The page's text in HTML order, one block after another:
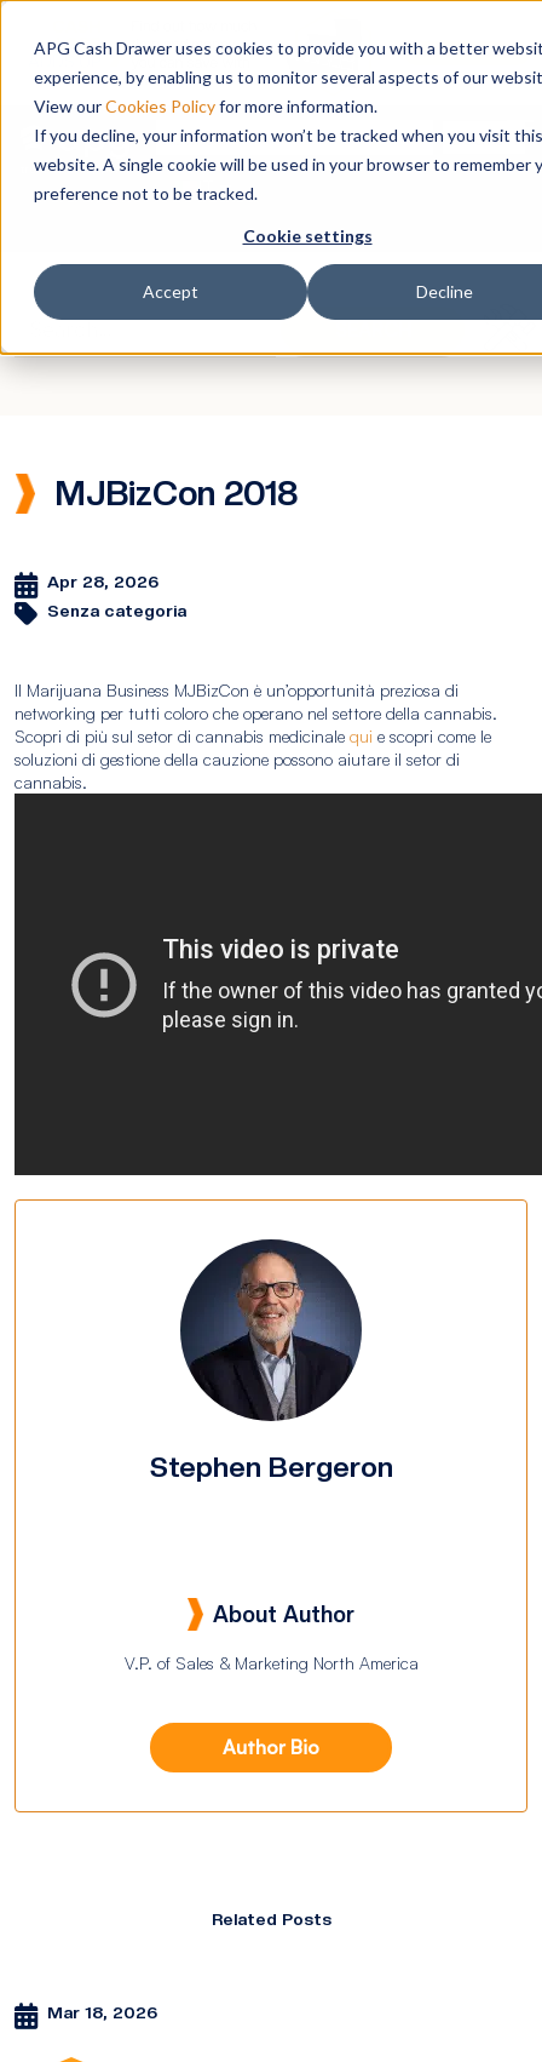
APG Cash Drawer uses cookies to provide you with a better
experience, by enabling us to monitor several aspects of our
View ourCookies Policyfor more information.
If you decline, your information won’t be tracked when you visit this
website. A single cookie will be used in your browser to remember
preference not to be tracked.
Cookie settings
Accept Decline
Search
IT
MJBizCon 2018
Apr 28, 2026
Senza categoria
Il Marijuana Business MJBizCon è un’opportunità preziosa di
networking per tutti coloro che operano nel settore della cannabis.
Scopri di più sul setor di cannabis medicinale qui e scopri come le
soluzioni di gestione della cauzione possono aiutare il setor di
cannabis.
Stephen Bergeron
About Author
V.P. of Sales & Marketing North America
Author Bio
Related Posts
Mar 18, 2026